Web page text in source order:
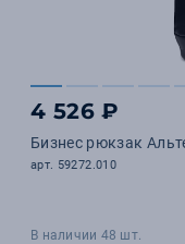
4 526 ₽
Бизнес рюкзак
арт. 59272.010
В наличии 48 шт.